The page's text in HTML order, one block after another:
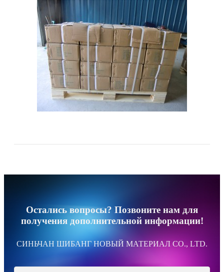
Остались вопросы? Позвоните нам для
получения дополнительной информации!
СИНЬЧАН ШИБАНГ НОВЫЙ МАТЕРИАЛ CO., LTD.